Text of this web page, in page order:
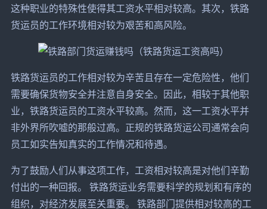
这种职业的特殊性使得其工资水平相对较高。其次，铁路
货运员的工作环境相对较为艰苦和高风险。
铁路货运员的工作相对较为辛苦且存在一定危险性，他们
需要确保货物安全并注意自身安全。因此，相较于其他职
业，铁路货运员的工资水平较高。然而，这一工资水平并
非外界所吹嘘的那般过高。正规的铁路货运公司通常会向
员工如实告知真实的工作情况和待遇。
为了鼓励人们从事这项工作，工资相对较高是对他们辛勤
付出的一种回报。 铁路货运业务需要科学的规划和有序的
组织，对经济发展至关重要。 铁路部门提供相对较高的工